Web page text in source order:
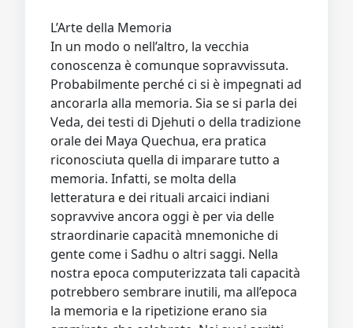
L’Arte della Memoria
In un modo o nell’altro, la vecchia
conoscenza è comunque sopravvissuta.
Probabilmente perché ci si è impegnati ad
ancorarla alla memoria. Sia se si parla dei
Veda, dei testi di Djehuti o della tradizione
orale dei Maya Quechua, era pratica
riconosciuta quella di imparare tutto a
memoria. Infatti, se molta della
letteratura e dei rituali arcaici indiani
sopravvive ancora oggi è per via delle
straordinarie capacità mnemoniche di
gente come i Sadhu o altri saggi. Nella
nostra epoca computerizzata tali capacità
potrebbero sembrare inutili, ma all’epoca
la memoria e la ripetizione erano sia